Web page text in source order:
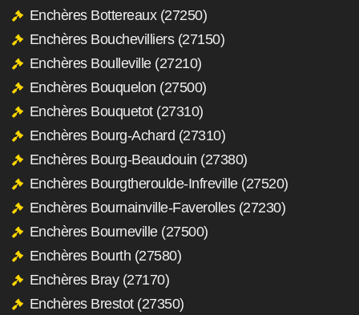
Enchères Bottereaux (27250)
Enchères Bouchevilliers (27150)
Enchères Boulleville (27210)
Enchères Bouquelon (27500)
Enchères Bouquetot (27310)
Enchères Bourg-Achard (27310)
Enchères Bourg-Beaudouin (27380)
Enchères Bourgtheroulde-Infreville (27520)
Enchères Bournainville-Faverolles (27230)
Enchères Bourneville (27500)
Enchères Bourth (27580)
Enchères Bray (27170)
Enchères Brestot (27350)